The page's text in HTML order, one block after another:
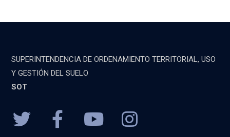
SUPERINTENDENCIA DE ORDENAMIENTO TERRITORIAL, USO
Y GESTIÓN DEL SUELO
SOT